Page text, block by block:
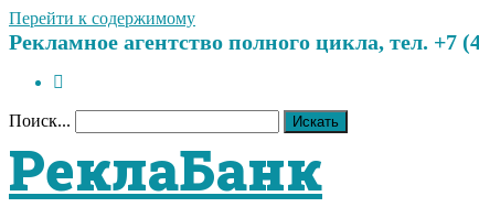
Перейти к содержимому
Рекламное агентство полного цикла, тел. +7
Поиск... Искать
РеклаБанк